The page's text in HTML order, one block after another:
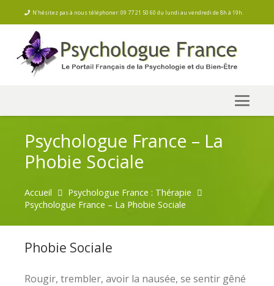
N’hésitez pas à nous téléphoner: 09 77 21 50 60 du lundi au vendredi de 8h à 19h.
Psychologue France – La
Phobie Sociale
Accueil
Psychologue France : Thérapie
Psychologue France – La Phobie Sociale
Phobie Sociale
Rougir, trembler, avoir la nausée, se sentir gêné